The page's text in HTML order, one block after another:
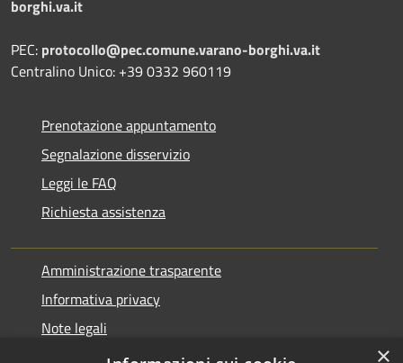
borghi.va.it
PEC: protocollo@pec.comune.varano-borghi.va.it
Centralino Unico: +39 0332 960119
Prenotazione appuntamento
Segnalazione disservizio
Leggi le FAQ
Richiesta assistenza
Amministrazione trasparente
Informativa privacy
Note legali
Dichiarazione di accessibilità
×